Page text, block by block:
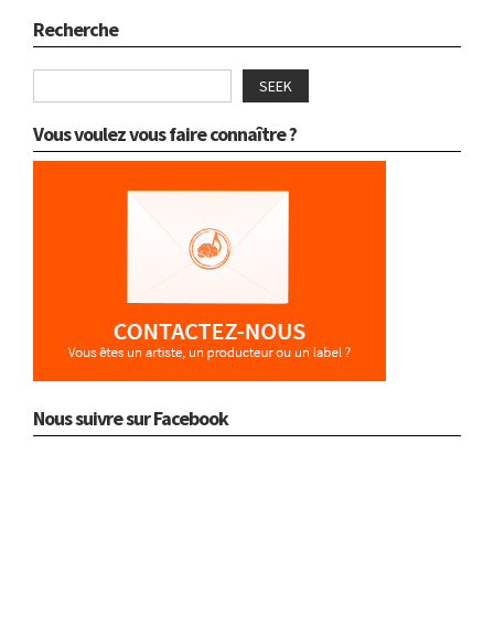
Recherche
SEEK
Vous voulez vous faire connaître ?
Nous suivre sur Facebook